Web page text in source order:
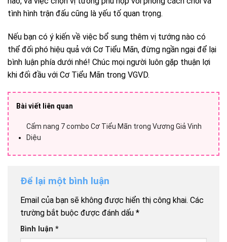
tình hình trận đấu cũng là yếu tố quan trọng.
Nếu bạn có ý kiến về việc bổ sung thêm vị tướng nào có
thể đối phó hiệu quả với Cơ Tiểu Mãn, đừng ngần ngại để lại
bình luận phía dưới nhé! Chúc mọi người luôn gặp thuận lợi
khi đối đầu với Cơ Tiểu Mãn trong VGVD.
Bài viết liên quan
Cẩm nang 7 combo Cơ Tiểu Mãn trong Vương Giả Vinh
Diệu
Để lại một bình luận
Email của bạn sẽ không được hiển thị công khai. Các
trường bắt buộc được đánh dấu *
Bình luận *